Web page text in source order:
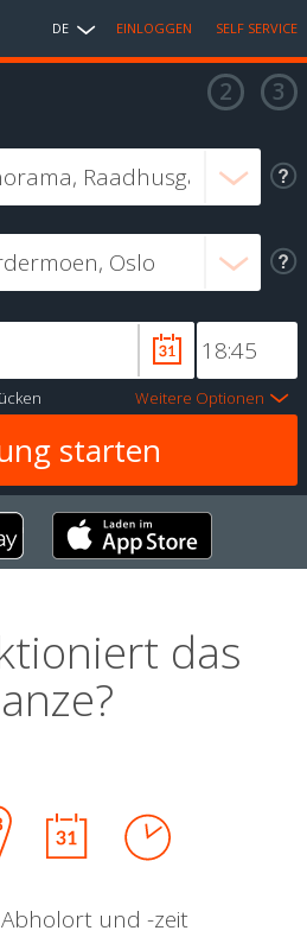
DE EINLOGGEN SELF SERVICE
Weitere Optionen
das
Abholort und -zeit